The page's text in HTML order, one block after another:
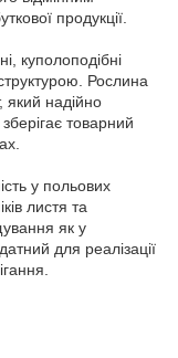
продукції.
куполоподібні
Рослина
який надійно
товарний
у польових
листя та
як у
для реалізації